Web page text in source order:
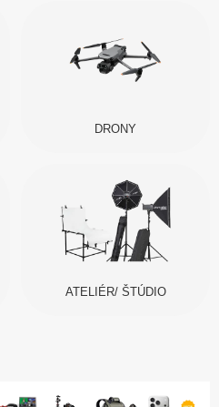
DRONY
ATELIÉR/ ŠTÚDIO